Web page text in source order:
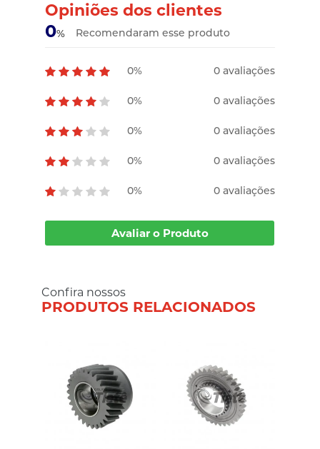
Opiniões dos clientes
0% Recomendaram esse produto
0% 0 avaliações
0% 0 avaliações
0% 0 avaliações
0% 0 avaliações
0% 0 avaliações
Avaliar o Produto
Confira nossos
PRODUTOS RELACIONADOS